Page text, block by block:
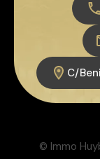
C/
© Immo